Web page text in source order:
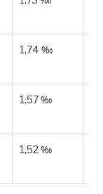
1,74 ‰
1,57 ‰
1,52 ‰